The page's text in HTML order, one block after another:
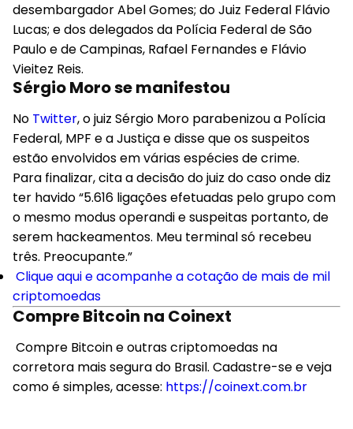
desembargador Abel Gomes; do Juiz Federal Flávio
Lucas; e dos delegados da Polícia Federal de São
Paulo e de Campinas, Rafael Fernandes e Flávio
Vieitez Reis.
Sérgio Moro se manifestou
No Twitter, o juiz Sérgio Moro parabenizou a Polícia
Federal, MPF e a Justiça e disse que os suspeitos
estão envolvidos em várias espécies de crime.
Para finalizar, cita a decisão do juiz do caso onde diz
ter havido “5.616 ligações efetuadas pelo grupo com
o mesmo modus operandi e suspeitas portanto, de
serem hackeamentos. Meu terminal só recebeu
três. Preocupante.”
Clique aqui e acompanhe a cotação de mais de mil
criptomoedas
Compre Bitcoin na Coinext
Compre Bitcoin e outras criptomoedas na
corretora mais segura do Brasil. Cadastre-se e veja
como é simples, acesse: https://coinext.com.br